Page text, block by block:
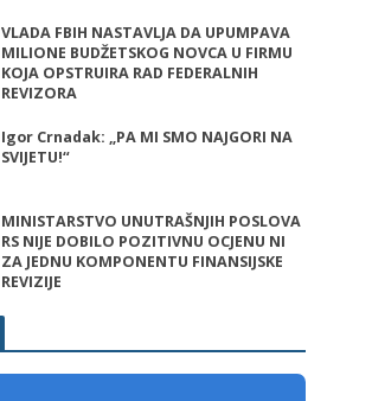
VLADA FBIH NASTAVLJA DA UPUMPAVA
MILIONE BUDŽETSKOG NOVCA U FIRMU
KOJA OPSTRUIRA RAD FEDERALNIH
REVIZORA
Igor Crnadak: „PA MI SMO NAJGORI NA
SVIJETU!“
MINISTARSTVO UNUTRAŠNJIH POSLOVA
RS NIJE DOBILO POZITIVNU OCJENU NI
ZA JEDNU KOMPONENTU FINANSIJSKE
REVIZIJE